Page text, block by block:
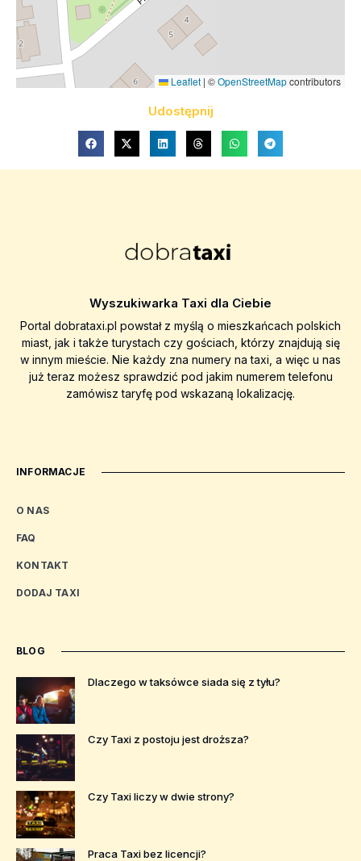
Leaflet | ©OpenStreetMapcontributors
Udostępnij
Wyszukiwarka Taxi dla Ciebie
Portal dobrataxi.pl powstał z myślą o mieszkańcach polskich
miast, jak i także turystach czy gościach, którzy znajdują się
w innym mieście. Nie każdy zna numery na taxi, a więc u nas
już teraz możesz sprawdzić pod jakim numerem telefonu
zamówisz taryfę pod wskazaną lokalizację.
INFORMACJE
O NAS
FAQ
KONTAKT
DODAJ TAXI
BLOG
Dlaczego w taksówce siada się z tyłu?
Czy Taxi z postoju jest droższa?
Czy Taxi liczy w dwie strony?
Praca Taxi bez licencji?